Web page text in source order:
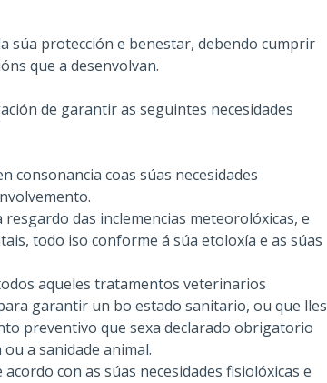
súa protección e benestar, debendo cumprir
que a desenvolvan.
de garantir as seguintes necesidades
consonancia coas súas necesidades
das inclemencias meteorolóxicas, e
todo iso conforme á súa etoloxía e as súas
aqueles tratamentos veterinarios
garantir un bo estado sanitario, ou que lles
preventivo que sexa declarado obrigatorio
a sanidade animal.
con as súas necesidades fisiolóxicas e